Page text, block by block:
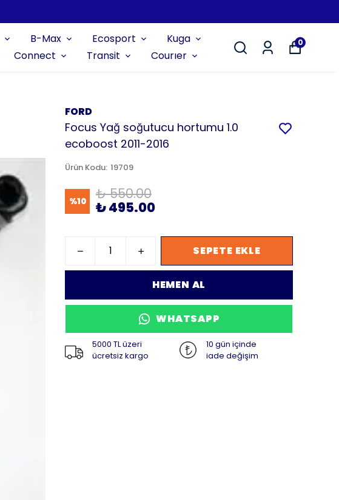
B-Max Ecosport
Kuga
Connect Transit Courıer
0
FORD
Focus Yağ soğutucu hortumu 1.0
ecoboost 2011-2016
Ürün Kodu: 19709
%10 ₺ 550.00
₺ 495.00
SEPETE EKLE
HEMEN AL
WHATSAPP
5000 TL üzeri
ücretsiz kargo
10 gün içinde
iade değişim